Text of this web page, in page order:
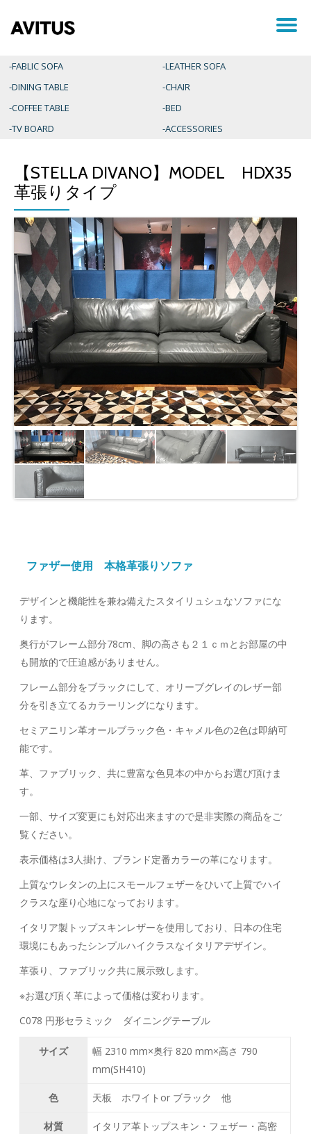
ナ
シ
切
り
替
え
-FABLIC SOFA
-LEATHER SOFA
-DINING TABLE
-CHAIR
-COFFEE TABLE
-BED
-TV BOARD
-ACCESSORIES
【STELLA DIVANO】MODEL HDX35
革張りタイプ
ファザー使用 本格革張りソファ
デザインと機能性を兼ね備えたスタイリュシュなソファにな
ります。
奥行がフレーム部分78cm、脚の高さも２１ｃｍとお部屋の中
も開放的で圧迫感がありません。
フレーム部分をブラックにして、オリーブグレイのレザー部
分を引き立てるカラーリングになります。
セミアニリン革オールブラック色・キャメル色の2色は即納可
能です。
革、ファブリック、共に豊富な色見本の中からお選び頂けま
す。
一部、サイズ変更にも対応出来ますので是非実際の商品をご
覧ください。
表示価格は3人掛け、ブランド定番カラーの革になります。
上質なウレタンの上にスモールフェザーをひいて上質でハイ
クラスな座り心地になっております。
イタリア製トップスキンレザーを使用しており、日本の住宅
環境にもあったシンプルハイクラスなイタリアデザイン。
革張り、ファブリック共に展示致します。
※お選び頂く革によって価格は変わります。
C078 円形セラミック ダイニングテーブル
サイズ
幅 2310 mm×奥行 820 mm×高さ 790
mm(SH410)
色 天板 ホワイトor ブラック 他
材質
イタリア革トップスキン・フェザー・高密